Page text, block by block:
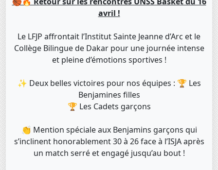
avril !
Le LFJP affrontait l’Institut Sainte Jeanne d’Arc et le
Collège Bilingue de Dakar pour une journée intense
et pleine d’émotions sportives !
✨ Deux belles victoires pour nos équipes : 🏆 Les
Benjamines filles
🏆 Les Cadets garçons
👏 Mention spéciale aux Benjamins garçons qui
s’inclinent honorablement 30 à 26 face à l’ISJA après
un match serré et engagé jusqu’au bout !